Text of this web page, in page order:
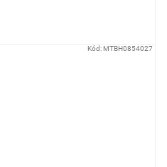
Kód:MTBH0854027